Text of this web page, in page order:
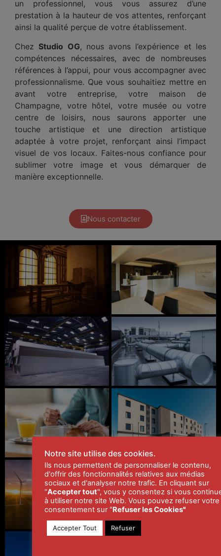
un professionnel, vous vous assurez d’une
prestation à la hauteur de vos attentes, renforçant
ainsi la qualité perçue de votre établissement.
Chez Studio OG, nous avons l’expérience et les
compétences nécessaires, avec de nombreuses
références à l’appui, pour vous accompagner avec
professionnalisme. Que vous souhaitiez mettre en
avant votre entreprise, votre maison de
Champagne, votre hôtel, votre musée ou votre
centre de loisirs, nous saurons apporter une
touche artistique et une direction artistique
adaptée à votre projet, renforçant ainsi l’impact
visuel de vos locaux. Faites-nous confiance pour
sublimer votre image et vous démarquer de
manière exceptionnelle.
Nous contacter
Notre site utilise des cookies.
Ils nous permettent de personnaliser le contenu,
d'offrir des fonctionnalités relatives aux médias
sociaux et d'analyser notre trafic. En cliquant sur
"Accepter tout", vous y consentez si vous
à utiliser notre site Web. Vous pouvez refuser votre
consentement sur "Refuser les Cookies"
Accepter Tout Refuser